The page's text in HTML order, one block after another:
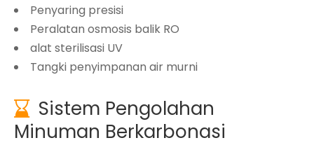
Penyaring presisi
Peralatan osmosis balik RO
alat sterilisasi UV
Tangki penyimpanan air murni
 Sistem Pengolahan
Minuman Berkarbonasi